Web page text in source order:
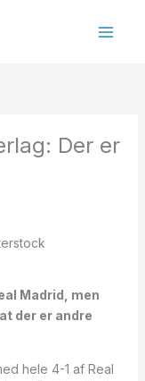
Der er
Madrid, men
der er andre
hele 4-1 af Real